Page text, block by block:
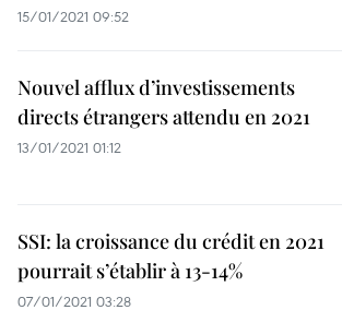
15/01/2021 09:52
Nouvel afflux d’investissements
directs étrangers attendu en 2021
13/01/2021 01:12
SSI: la croissance du crédit en 2021
pourrait s’établir à 13-14%
07/01/2021 03:28